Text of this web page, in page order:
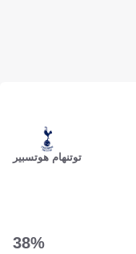
توتنهام هوتسبير
38‎%‎